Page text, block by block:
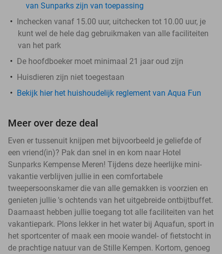
van Sunparks zijn van toepassing
Inchecken vanaf 15.00 uur, uitchecken tot 10.00 uur, je
kunt wel de hele dag gebruikmaken van alle faciliteiten
van het park
De hoofdboeker moet minimaal 21 jaar oud zijn
Huisdieren zijn niet toegestaan
Bekijk hier het huishoudelijk reglement van Aqua Fun
Meer over deze deal
Even er tussenuit knijpen met bijvoorbeeld je geliefde of
een vriend(in)? Pak dan snel in en kom naar Hotel
Sunparks Kempense Meren! Tijdens deze heerlijke mini-
vakantie verblijven jullie in een comfortabele
tweepersoonskamer die van alle gemakken is voorzien en
genieten jullie 's ochtends van het uitgebreide ontbijtbuffet.
Daarnaast hebben jullie toegang tot alle faciliteiten van het
vakantiepark. Plons lekker in het water bij Aquafun, sport in
het sportcenter of maak een mooie wandel- of fietstocht in
de prachtige natuur van de Stille Kempen. Kortom, genoeg